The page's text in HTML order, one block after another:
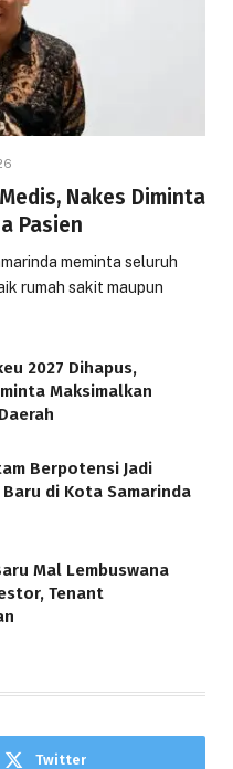
Nakes Diminta
Pasien
meminta seluruh
rumah sakit maupun
2027 Dihapus,
Maksimalkan
Berpotensi Jadi
Baru di Kota Samarinda
Mal Lembuswana
Tenant
Twitter